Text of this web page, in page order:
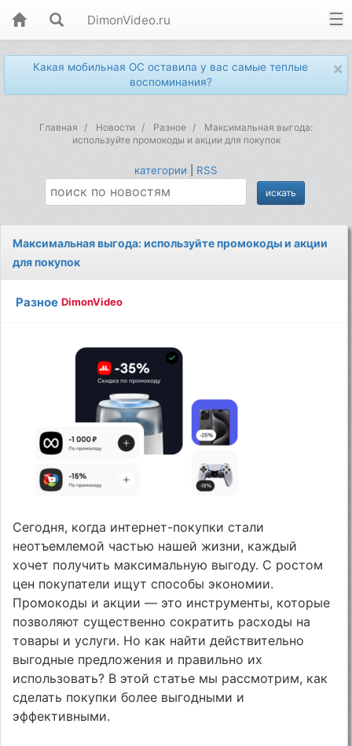
DimonVideo.ru
×
Какая мобильная ОС оставила у вас самые теплые
воспоминания?
Главная Новости Разное
Максимальная выгода:
используйте промокоды и акции для покупок
категории RSS
Максимальная выгода: используйте промокоды и акции
для покупок
Разное DimonVideo
Сегодня, когда интернет-покупки стали
неотъемлемой частью нашей жизни, каждый
хочет получить максимальную выгоду. С ростом
цен покупатели ищут способы экономии.
Промокоды и акции — это инструменты, которые
позволяют существенно сократить расходы на
товары и услуги. Но как найти действительно
выгодные предложения и правильно их
использовать? В этой статье мы рассмотрим, как
сделать покупки более выгодными и
эффективными.